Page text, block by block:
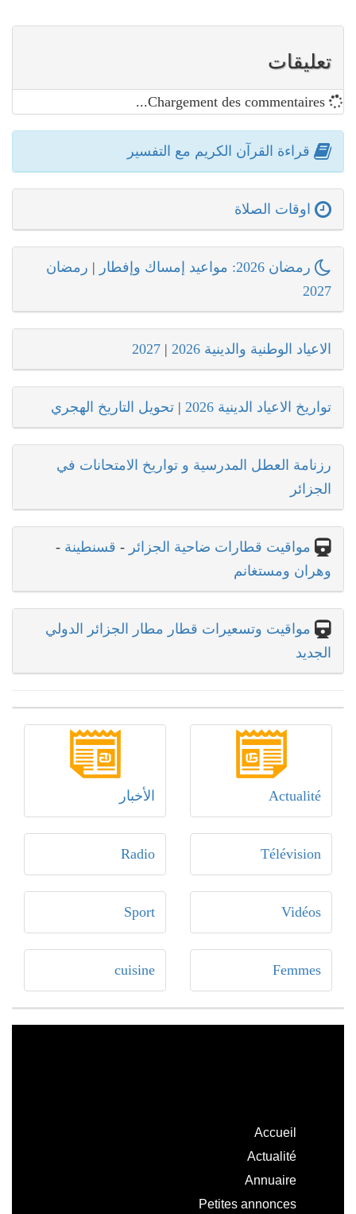
تعليقات
قراءة القرآن الكريم مع التفسير
اوقات الصلاة
رمضان 2026: مواعيد إمساك وإفطار | رمضان
2027
الاعياد الوطنية والدينية 2026 |
2027
تواريخ الاعياد الدينية 2026 | تحويل التاريخ الهجري
رزنامة العطل المدرسية و تواريخ الامتحانات في
الجزائر
مواقيت قطارات ضاحية الجزائر - قسنطينة -
وهران ومستغانم
مواقيت وتسعيرات قطار مطار الجزائر الدولي
الجديد
Actualité الأخبار
Télévision
Radio
Vidéos
Sport
Femmes
cuisine
Accueil
Actualité
Annuaire
Petites annonces